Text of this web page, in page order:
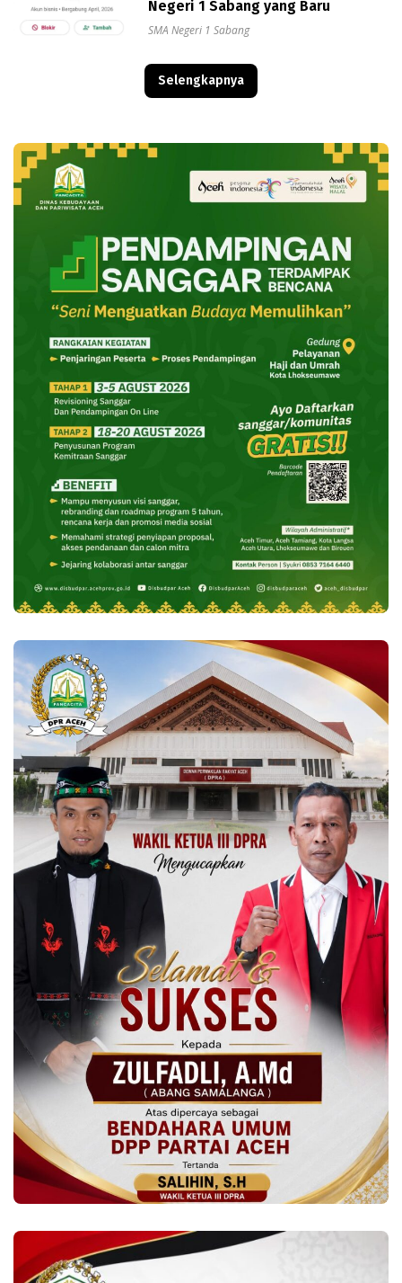
Negeri 1 Sabang yang Baru
SMA Negeri 1 Sabang
Selengkapnya